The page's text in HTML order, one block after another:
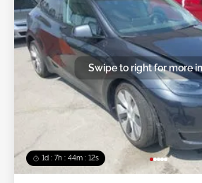
1d : 7h : 44m : 09s
Swipe to right for more